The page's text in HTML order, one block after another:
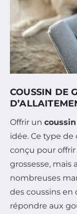
COUSSIN DE
Offrir un
idée. Ce type
conçu pour
grossesse, mais
nombreuses
des coussins
répondre aux